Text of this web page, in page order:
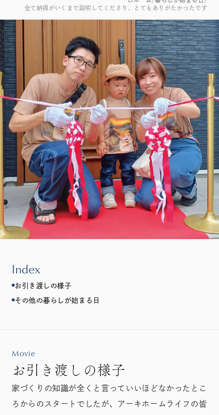
全て納得がいくまで説明してくださり、とてもありがたかったです
Index
お引き渡しの様子
その他の暮らしが始まる日
Movie
お引き渡しの様子
家づくりの知識が全くと言っていいほどなかったとこ
ろからのスタートでしたが、アーキホームライフの皆